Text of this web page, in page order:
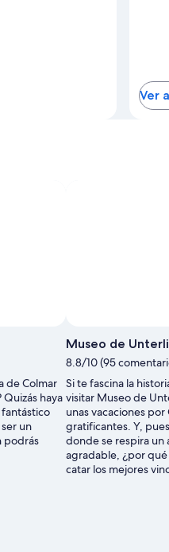
Ver
de Colmar
haya
un
podrás
Museo de
8.8/10 (95
Si te fascina la
visitar Museo de
unas vacaciones por
gratificantes. Y,
donde se respira un
agradable, ¿por
catar los mejores